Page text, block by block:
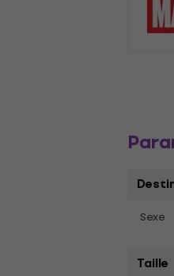
Sexe
Taille